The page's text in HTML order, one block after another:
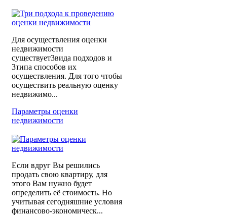
Для осуществления оценки
недвижимости
существует3вида подходов и
3типа способов их
осуществления. Для того чтобы
осуществить реальную оценку
недвижимо...
Параметры оценки
недвижимости
Если вдруг Вы решились
продать свою квартиру, для
этого Вам нужно будет
определить её стоимость. Но
учитывая сегодняшние условия
финансово-экономическ...